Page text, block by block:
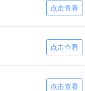
点击查看
点击查看
点击查看